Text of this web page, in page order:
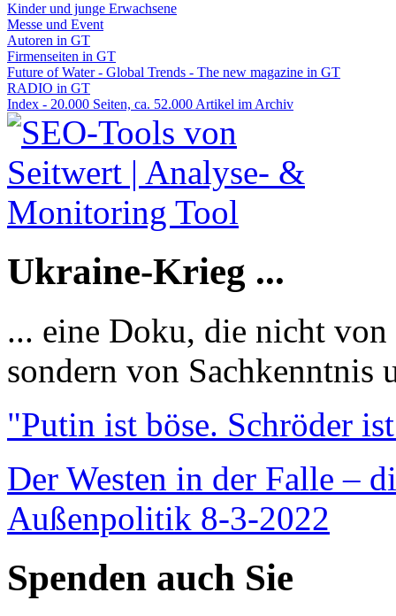
Kinder und junge Erwachsene
Messe und Event
Autoren in GT
Firmenseiten in GT
Future of Water - Global Trends - The new magazine in GT
RADIO in GT
Index - 20.000 Seiten, ca. 52.000 Artikel im Archiv
Ukraine-Krieg ...
... eine Doku, die nicht
sondern von Sachkenntnis
"Putin ist böse. Schröder
Der Westen in der Falle –
Außenpolitik 8-3-2022
Spenden auch Sie